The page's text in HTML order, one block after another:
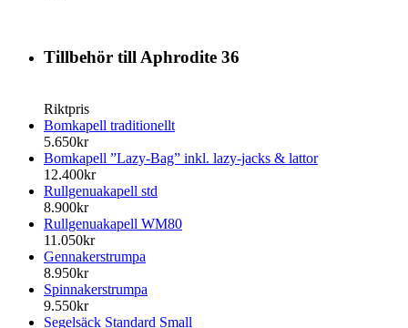
Tillbehör till Aphrodite 36
Riktpris
Bomkapell traditionellt
5.650kr
Bomkapell ”Lazy-Bag” inkl. lazy-jacks & lattor
12.400kr
Rullgenuakapell std
8.900kr
Rullgenuakapell WM80
11.050kr
Gennakerstrumpa
8.950kr
Spinnakerstrumpa
9.550kr
Segelsäck Standard Small